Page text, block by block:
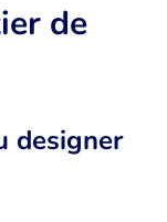
de
designer